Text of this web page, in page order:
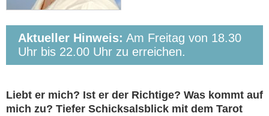
Aktueller Hinweis: Am Freitag von 18.30
Uhr bis 22.00 Uhr zu erreichen.
Liebt er mich? Ist er der Richtige? Was kommt auf
mich zu? Tiefer Schicksalsblick mit dem Tarot